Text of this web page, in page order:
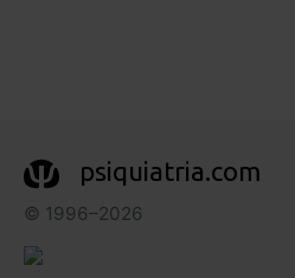
psiquiatria.com
© 1996–2026